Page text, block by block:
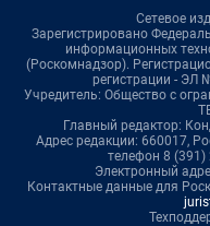
Сетевое
Зарегистрировано
информационных
(Роскомнадзор).
регистрации - ЭЛ
Учредитель: Общество с
Главный редактор:
Адрес редакции: 660017,
телефон 8 (391)
Электронный
Контактные данные для